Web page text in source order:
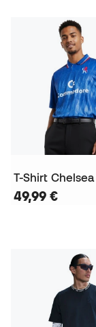
T-Shirt Chelsea
49,99 €